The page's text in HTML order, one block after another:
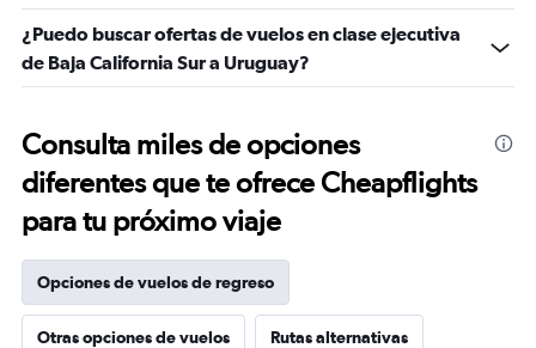
¿Puedo buscar ofertas de vuelos en clase ejecutiva
de Baja California Sur a Uruguay?
Consulta miles de opciones
diferentes que te ofrece Cheapflights
para tu próximo viaje
Opciones de vuelos de regreso
Otras opciones de vuelos Rutas alternativas